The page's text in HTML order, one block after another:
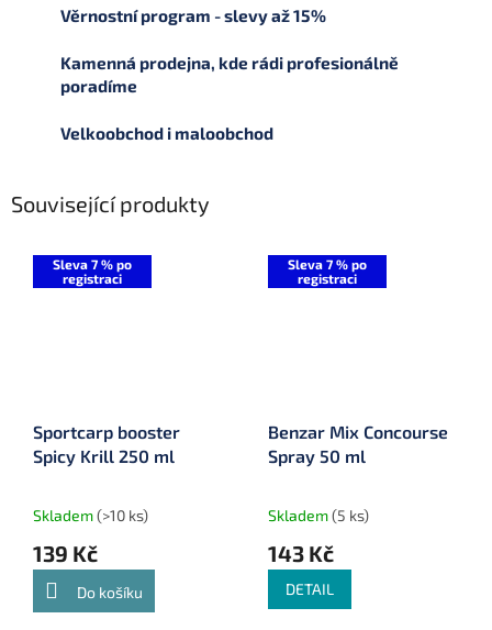
Věrnostní program - slevy až 15%
Kamenná prodejna, kde rádi profesionálně
poradíme
Velkoobchod i maloobchod
Související produkty
Sleva 7 % po
registraci
Sportcarp booster
Spicy Krill 250 ml
Skladem(>10 ks)
139 Kč
Do košíku
Sleva 7 % po
registraci
Benzar Mix Concourse
Spray 50 ml
Skladem(5 ks)
143 Kč
DETAIL